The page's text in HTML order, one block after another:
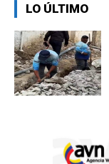
LO ÚLTIMO